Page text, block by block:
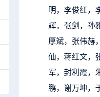
明，李俊红，
辉，张剑，孙
厚斌，张伟赫
仙，蒋红文，
军，封利霞，
鹏，谢万坤，